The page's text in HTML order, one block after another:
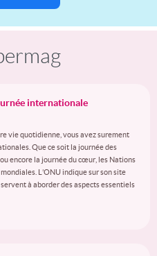
internationale
vie quotidienne, vous avez surement
Que ce soit la journée des
encore la journée du cœur, les Nations
L’ONU indique sur son site
à aborder des aspects essentiels